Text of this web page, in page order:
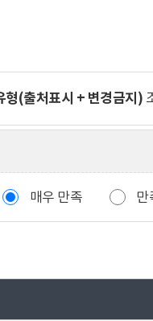
형(출처표시 + 변경금지)
매우 만족 만